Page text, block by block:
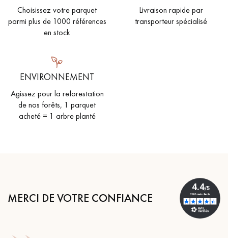
Choisissez votre parquet
parmi plus de 1000 références
en stock
Livraison rapide par
transporteur spécialisé
ENVIRONNEMENT
Agissez pour la reforestation
de nos forêts, 1 parquet
acheté = 1 arbre planté
MERCI DE VOTRE CONFIANCE